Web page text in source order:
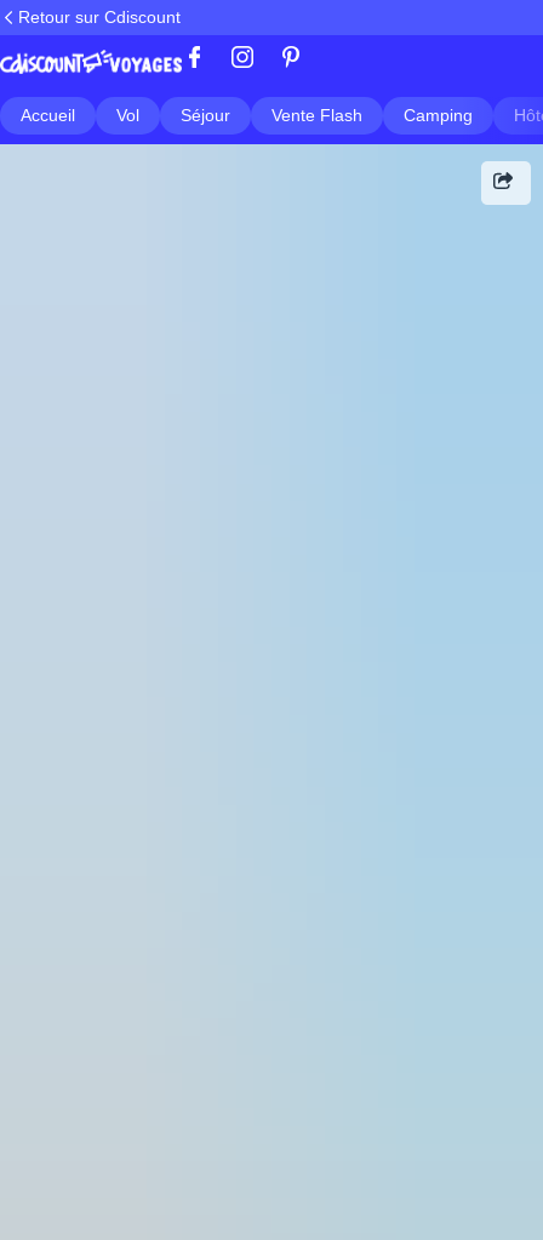
Retour sur Cdiscount
Accueil Vol Séjour Vente Flash Camping